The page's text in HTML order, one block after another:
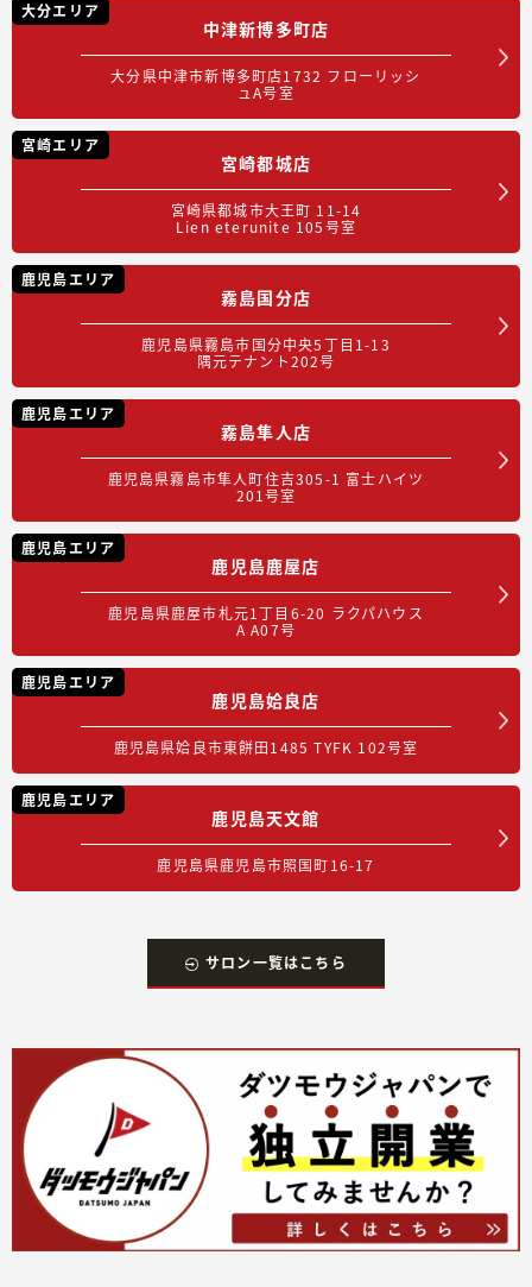
大分エリア
中津新博多町店
大分県中津市新博多町店1732 フローリッシ
ュA号室
宮崎エリア
宮崎都城店
宮崎県都城市大王町 11-14
Lien eterunite 105号室
鹿児島エリア
霧島国分店
鹿児島県霧島市国分中央5丁目1-13
隅元テナント202号
鹿児島エリア
霧島隼人店
鹿児島県霧島市隼人町住吉305-1 富士ハイツ
201号室
鹿児島エリア
鹿児島鹿屋店
鹿児島県鹿屋市札元1丁目6-20 ラクパハウス
A A07号
鹿児島エリア
鹿児島姶良店
鹿児島県姶良市東餅田1485 TYFK 102号室
鹿児島エリア
鹿児島天文館
鹿児島県鹿児島市照国町16-17
サロン一覧はこちら